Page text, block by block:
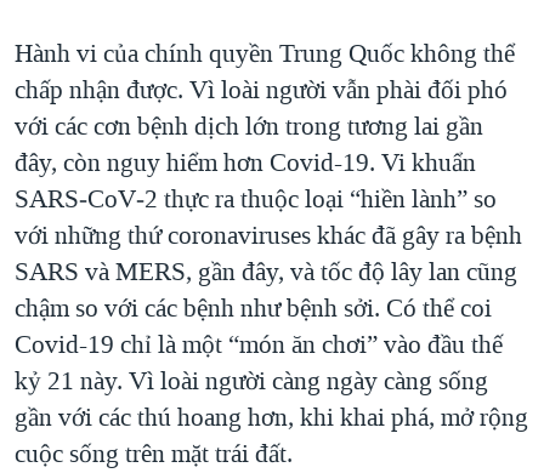
Hành vi của chính quyền Trung Quốc không thể
chấp nhận được. Vì loài người vẫn phài đối phó
với các cơn bệnh dịch lớn trong tương lai gần
đây, còn nguy hiểm hơn Covid-19. Vi khuẩn
SARS‑CoV‑2 thực ra thuộc loại “hiền lành” so
với những thứ coronaviruses khác đã gây ra bệnh
SARS và MERS, gần đây, và tốc độ lây lan cũng
chậm so với các bệnh như bệnh sởi. Có thể coi
Covid-19 chỉ là một “món ăn chơi” vào đầu thế
kỷ 21 này. Vì loài người càng ngày càng sống
gần với các thú hoang hơn, khi khai phá, mở rộng
cuộc sống trên mặt trái đất.